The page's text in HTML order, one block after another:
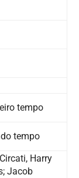
tempo
tempo
Harry
Jacob